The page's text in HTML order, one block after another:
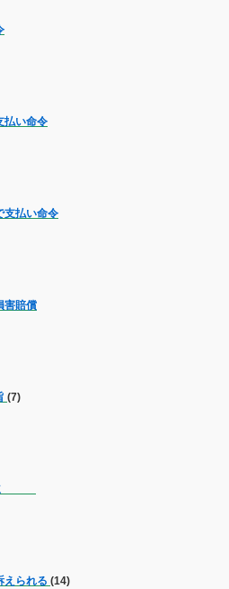
払い命令
支払い命令
害賠償
(7)
申立
えられる (14)